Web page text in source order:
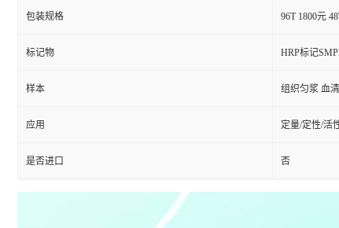
包装规格 96T 1800元
标记物 HRP标记
样本 组织匀浆 血
应用 定量/定性/活
是否进口 否